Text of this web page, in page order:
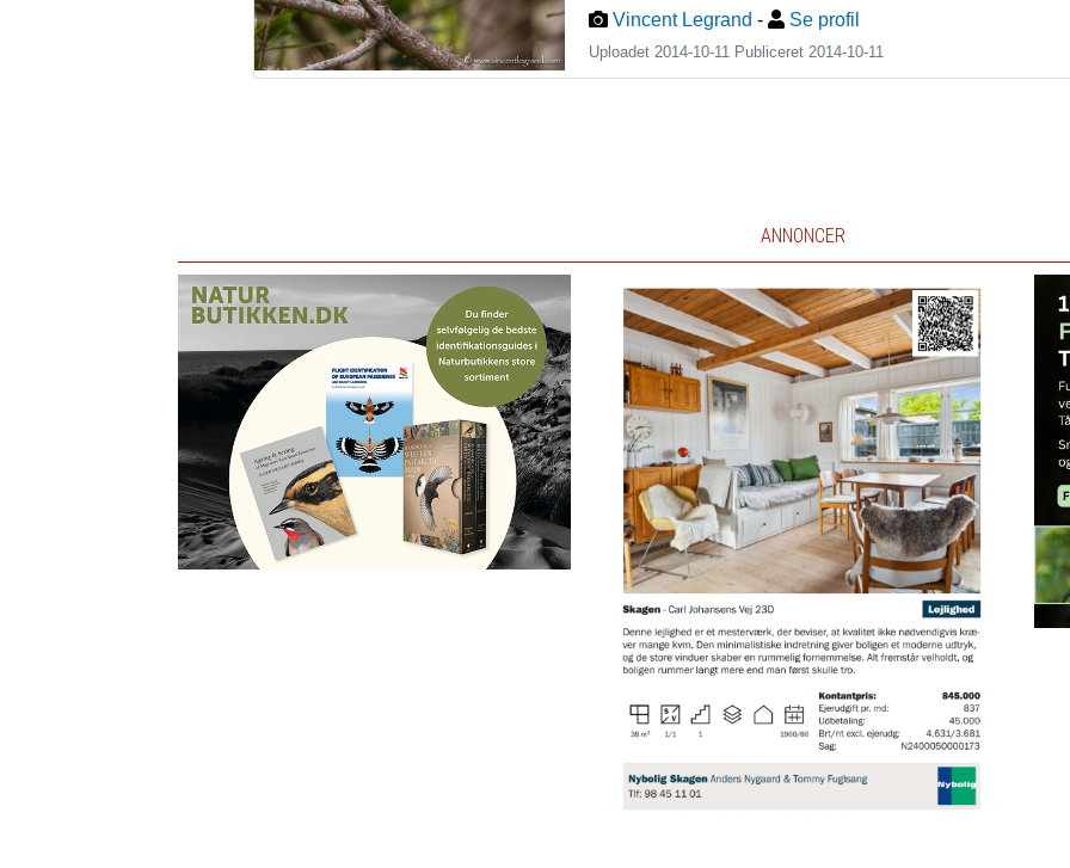
Vincent Legrand - Se profil
Uploadet 2014-10-11 Publiceret2014-10-11
ANNONCER